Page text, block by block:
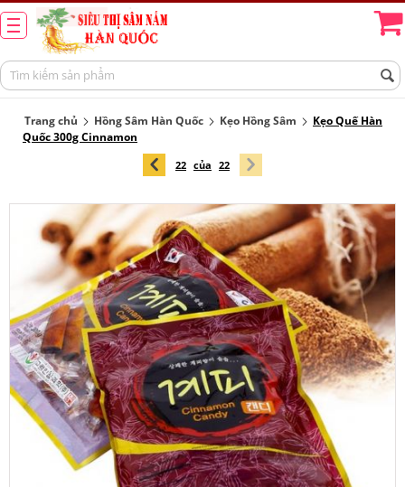
Trang chủ Hồng Sâm Hàn Quốc Kẹo Hồng Sâm
Kẹo Quế Hàn
Quốc 300g Cinnamon
22 của 22